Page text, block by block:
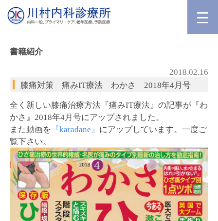
書籍紹介
2018.02.16
膝痛対策 痛みIT療法 わかさ 2018年4月号
全く新しい膝痛治療方法『痛みIT療法』の記事が『わ
かさ』2018年4月号にアップされました。
また動画を 『karadane』 にアップしています。一度ご
覧下さい。